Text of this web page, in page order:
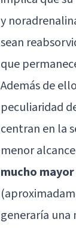
y
sean
que
Además de
peculiaridad
centran en la
menor
mucho
generaría una